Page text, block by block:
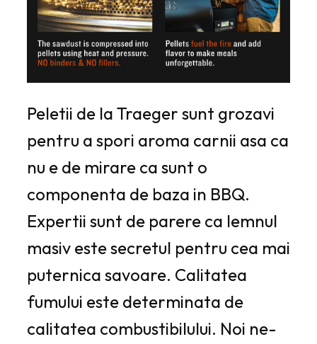
Peletii de la Traeger sunt grozavi
pentru a spori aroma carnii asa ca
nu e de mirare ca sunt o
componenta de baza in BBQ.
Expertii sunt de parere ca lemnul
masiv este secretul pentru cea mai
puternica savoare. Calitatea
fumului este determinata de
calitatea combustibilului. Noi ne-